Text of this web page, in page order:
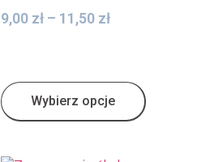
9,00 zł – 11,50 zł
Wybierz opcje